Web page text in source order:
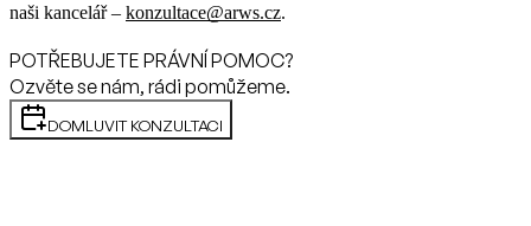
naši kancelář – konzultace@arws.cz.
POTŘEBUJETE PRÁVNÍ POMOC?
Ozvěte se nám, rádi pomůžeme.
DOMLUVIT KONZULTACI